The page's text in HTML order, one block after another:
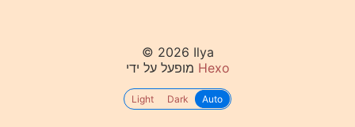
© 2026 Ilya
Hexo
Light Dark Auto